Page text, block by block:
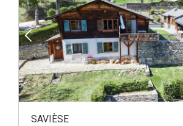
SAVIÈSE